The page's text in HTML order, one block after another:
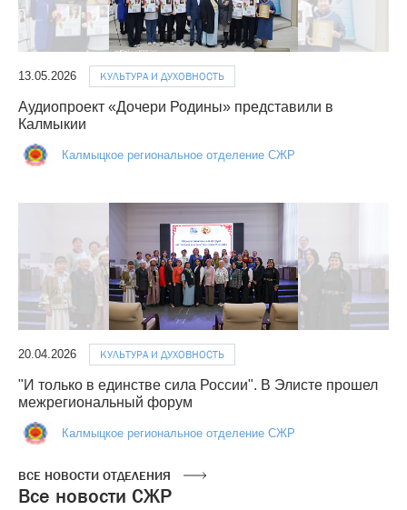
13.05.2026 КУЛЬТУРА И ДУХОВНОСТЬ
Аудиопроект «Дочери Родины» представили в
Калмыкии
Калмыцкое региональное отделение СЖР
20.04.2026 КУЛЬТУРА И ДУХОВНОСТЬ
"И только в единстве сила России". В Элисте прошел
межрегиональный форум
Калмыцкое региональное отделение СЖР
ВСЕ НОВОСТИ ОТДЕЛЕНИЯ
Все новости СЖР